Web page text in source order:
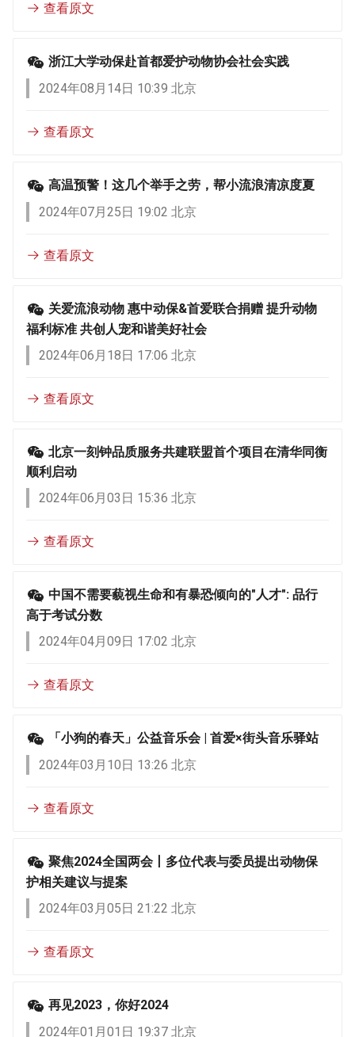
查看原文
浙江大学动保赴首都爱护动物协会社会实践
2024年08月14日 10:39 北京
查看原文
高温预警！这几个举手之劳，帮小流浪清凉度夏
2024年07月25日 19:02 北京
查看原文
关爱流浪动物 惠中动保&首爱联合捐赠 提升动物
福利标准 共创人宠和谐美好社会
2024年06月18日 17:06 北京
查看原文
北京一刻钟品质服务共建联盟首个项目在清华同衡
顺利启动
2024年06月03日 15:36 北京
查看原文
中国不需要藐视生命和有暴恐倾向的"人才": 品行
高于考试分数
2024年04月09日 17:02 北京
查看原文
「小狗的春天」公益音乐会 | 首爱×街头音乐驿站
2024年03月10日 13:26 北京
查看原文
聚焦2024全国两会丨多位代表与委员提出动物保
护相关建议与提案
2024年03月05日 21:22 北京
查看原文
再见2023，你好2024
2024年01月01日 19:37 北京